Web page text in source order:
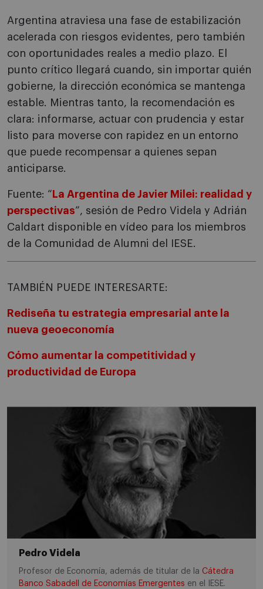
Argentina atraviesa una fase de estabilización
acelerada con riesgos evidentes, pero también
con oportunidades reales a medio plazo. El
punto crítico llegará cuando, sin importar quién
gobierne, la dirección económica se mantenga
estable. Mientras tanto, la recomendación es
clara: informarse, actuar con prudencia y estar
listo para moverse con rapidez en un entorno
que puede recompensar a quienes sepan
anticiparse.
Fuente: “ La Argentina de Javier Milei: realidad y
perspectivas”, sesión de Pedro Videla y Adrián
Caldart disponible en vídeo para los miembros
de la Comunidad de Alumni del IESE.
TAMBIÉN PUEDE INTERESARTE:
Rediseña tu estrategia empresarial ante la
nueva geoeconomía
Cómo aumentar la competitividad y
productividad de Europa
Pedro Videla
Profesor de Economía, además de titular de la Cátedra
Banco Sabadell de Economías Emergentes en el IESE.